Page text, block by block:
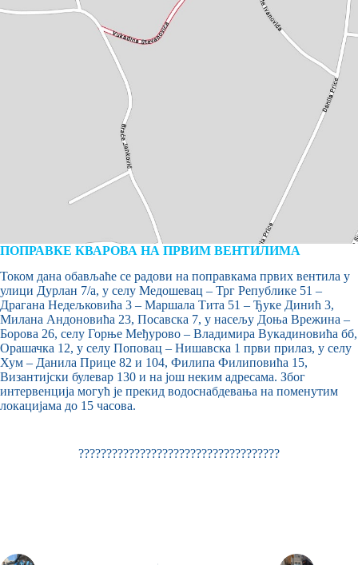
ПОПРАВКЕ КВАРОВА НА ПРВИМ ВЕНТИЛИМА
Током дана обављаће се радови на поправкама првих вентила у
улици Дурлан 7/а, у селу Медошевац – Трг Републике 51 –
Драгана Недељковића 3 – Маршала Тита 51 – Ђуке Динић 3,
Милана Андоновића 23, Посавска 7, у насељу Доња Врежина –
Борова 26, селу Горње Међурово – Владимира Вукадиновића бб,
Орашачка 12, у селу Поповац – Нишавска 1 први прилаз, у селу
Хум – Данила Прице 82 и 104, Филипа Филиповића 15,
Византијски булевар 130 и на још неким адресама. Због
интервенција могућ је прекид водоснабдевања на поменутим
локацијама до 15 часова.
????????????????????????????????????